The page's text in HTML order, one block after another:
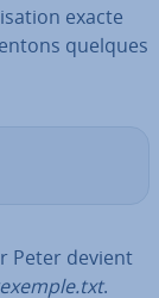
exacte
quelques
Peter devient
.